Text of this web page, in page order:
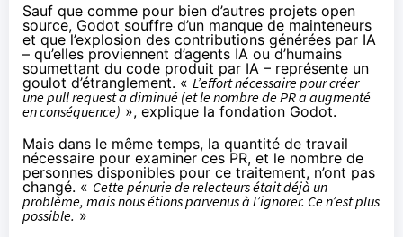
Sauf que comme pour bien d’autres projets open
source, Godot souffre d’un manque de mainteneurs
et que l’explosion des contributions générées par IA
– qu’elles proviennent d’agents IA ou d’humains
soumettant du code produit par IA – représente un
goulot d’étranglement. « L’effort nécessaire pour créer
une pull request a diminué (et le nombre de PR a augmenté
en conséquence) », explique la fondation Godot.
Mais dans le même temps, la quantité de travail
nécessaire pour examiner ces PR, et le nombre de
personnes disponibles pour ce traitement, n’ont pas
changé. « Cette pénurie de relecteurs était déjà un
problème, mais nous étions parvenus à l’ignorer. Ce n’est plus
possible. »